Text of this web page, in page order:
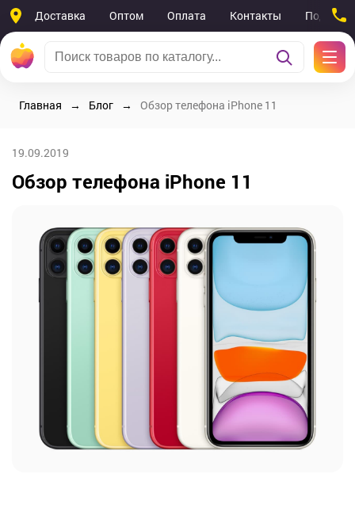
Доставка Оптом Оплата Контакты
Главная Блог Обзор телефона iPhone 11
19.09.2019
Обзор телефона iPhone 11